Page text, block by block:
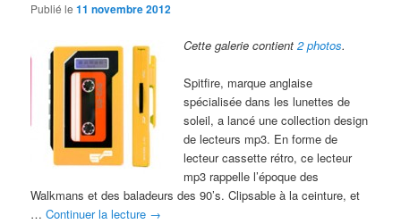
Publié le11 novembre 2012
Cette galerie contient2 photos.
Spitfire, marque anglaise
spécialisée dans les lunettes de
soleil, a lancé une collection design
de lecteurs mp3. En forme de
lecteur cassette rétro, ce lecteur
mp3 rappelle l’époque des
Walkmans et des baladeurs des 90’s. Clipsable à la ceinture, et
…Continuer la lecture →